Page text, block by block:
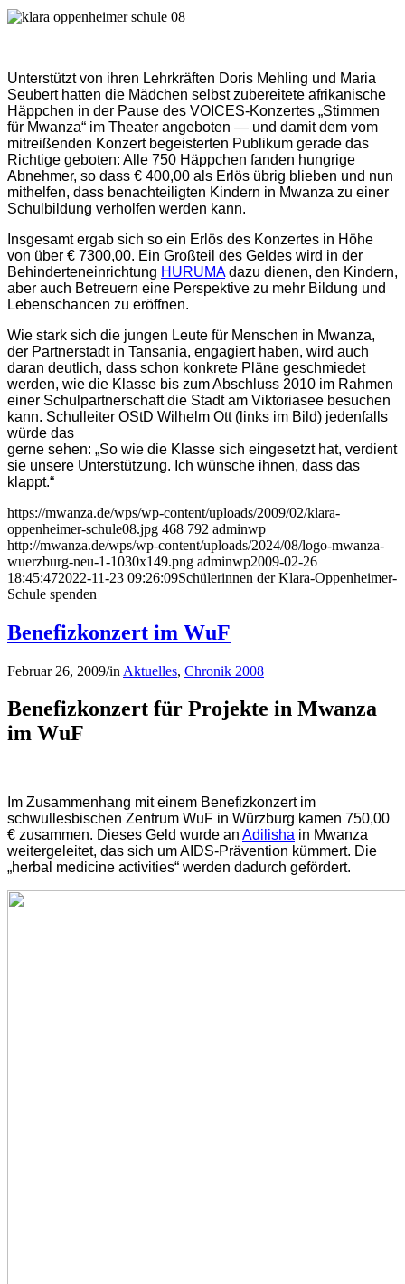
Unterstützt von ihren Lehrkräften Doris Mehling und Maria
Seubert hatten die Mädchen selbst zubereitete afrikanische
Häppchen in der Pause des VOICES-Konzertes „Stimmen
für Mwanza“ im Theater angeboten — und damit dem vom
mitreißenden Konzert begeisterten Publikum gerade das
Richtige geboten: Alle 750 Häppchen fanden hungrige
Abnehmer, so dass € 400,00 als Erlös übrig blieben und nun
mithelfen, dass benachteiligten Kindern in Mwanza zu einer
Schulbildung verholfen werden kann.
Insgesamt ergab sich so ein Erlös des Konzertes in Höhe
von über € 7300,00. Ein Großteil des Geldes wird in der
Behinderteneinrichtung HURUMAdazu dienen, den Kindern,
aber auch Betreuern eine Perspektive zu mehr Bildung und
Lebenschancen zu eröffnen.
Wie stark sich die jungen Leute für Menschen in Mwanza,
der Partnerstadt in Tansania, engagiert haben, wird auch
daran deutlich, dass schon konkrete Pläne geschmiedet
werden, wie die Klasse bis zum Abschluss 2010 im Rahmen
einer Schulpartnerschaft die Stadt am Viktoriasee besuchen
kann. Schulleiter OStD Wilhelm Ott (links im Bild) jedenfalls
würde das
gerne sehen: „So wie die Klasse sich eingesetzt hat, verdient
sie unsere Unterstützung. Ich wünsche ihnen, dass das
klappt.“
https://mwanza.de/wps/wp-content/uploads/2009/02/klara-
oppenheimer-schule08.jpg 468 792 adminwp
http://mwanza.de/wps/wp-content/uploads/2024/08/logo-mwanza-
wuerzburg-neu-1-1030x149.png adminwp2009-02-26
18:45:472022-11-23 09:26:09Schülerinnen der Klara-Oppenheimer-
Schule spenden
Benefizkonzert im WuF
Februar 26, 2009/in Aktuelles, Chronik 2008
Benefizkonzert für Projekte in Mwanza
im WuF
Im Zusammenhang mit einem Benefizkonzert im
schwullesbischen Zentrum WuF in Würzburg kamen 750,00
€ zusammen. Dieses Geld wurde an Adilisha in Mwanza
weitergeleitet, das sich um AIDS-Prävention kümmert. Die
„herbal medicine activities“ werden dadurch gefördert.